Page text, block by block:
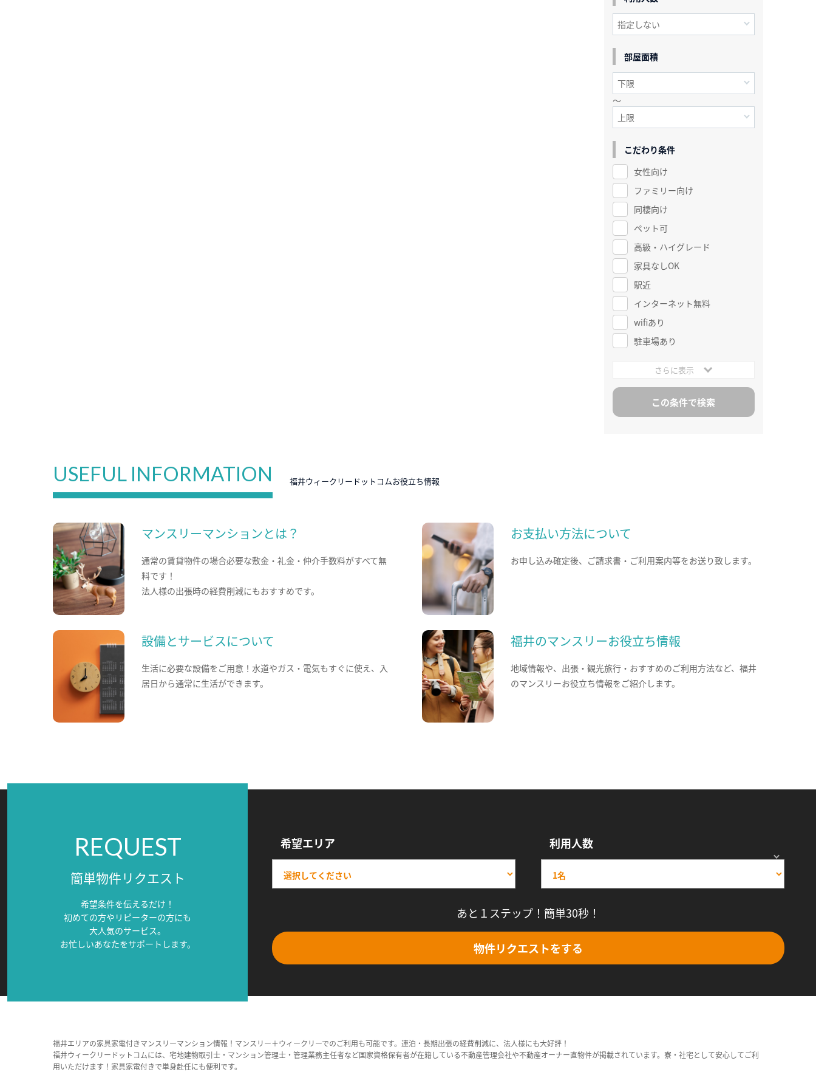
部屋面積
～
こだわり条件
女性向け
ファミリー向け
同棲向け
ペット可
高級・ハイグレード
家具なしOK
駅近
インターネット無料
wifiあり
駐車場あり
さらに表示
USEFUL INFORMATION 福井ウィークリードットコムお役立ち情報
マンスリーマンションとは？
通常の賃貸物件の場合必要な敷金・礼金・仲介手数料がすべて無
料です！
法人様の出張時の経費削減にもおすすめです。
お支払い方法について
お申し込み確定後、ご請求書・ご利用案内等をお送り致します。
設備とサービスについて
生活に必要な設備をご用意！水道やガス・電気もすぐに使え、入
居日から通常に生活ができます。
福井のマンスリーお役立ち情報
地域情報や、出張・観光旅行・おすすめのご利用方法など、福井
のマンスリーお役立ち情報をご紹介します。
REQUEST
簡単物件リクエスト
希望条件を伝えるだけ！
初めての方やリピーターの方にも
大人気のサービス。
お忙しいあなたをサポートします。
希望エリア 利用人数
あと１ステップ！簡単30秒！
物件リクエストをする
福井エリアの家具家電付きマンスリーマンション情報！マンスリー＋ウィークリーでのご利用も可能です。連泊・長期出張の経費削減に、法人様にも大好評！
福井ウィークリードットコムには、宅地建物取引士・マンション管理士・管理業務主任者など国家資格保有者が在籍している不動産管理会社や不動産オーナー直物件が掲載されています。寮・社宅として安心してご利
用いただけます！家具家電付きで単身赴任にも便利です。